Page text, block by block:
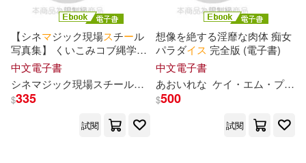
園田信博(3) 市川りく(3)
日向ひかげ(3) 星空もあ(3)
松井日奈子(3) 水端あさみ(3)
百瀬あすか(3) 稻山覺也(3)
イカロス出版(1)
エクスナレッジ(1)
エムオン・エンタテインメント(1)
【シネマジック現場スチール
写真集】 くいこみコブ縄学園
同性リンチ調教ア
生 星空もあ Vol.3 (電子書)
中文電子書
シネマジック現場スチール写真集 星空もあ
$335
試閱
想像を絶する淫靡な肉体 痴女
パラダイス 完全版 (電子書)
中文電子書
あおいれな ケイ ・エム・プロデュ
$500
試閱